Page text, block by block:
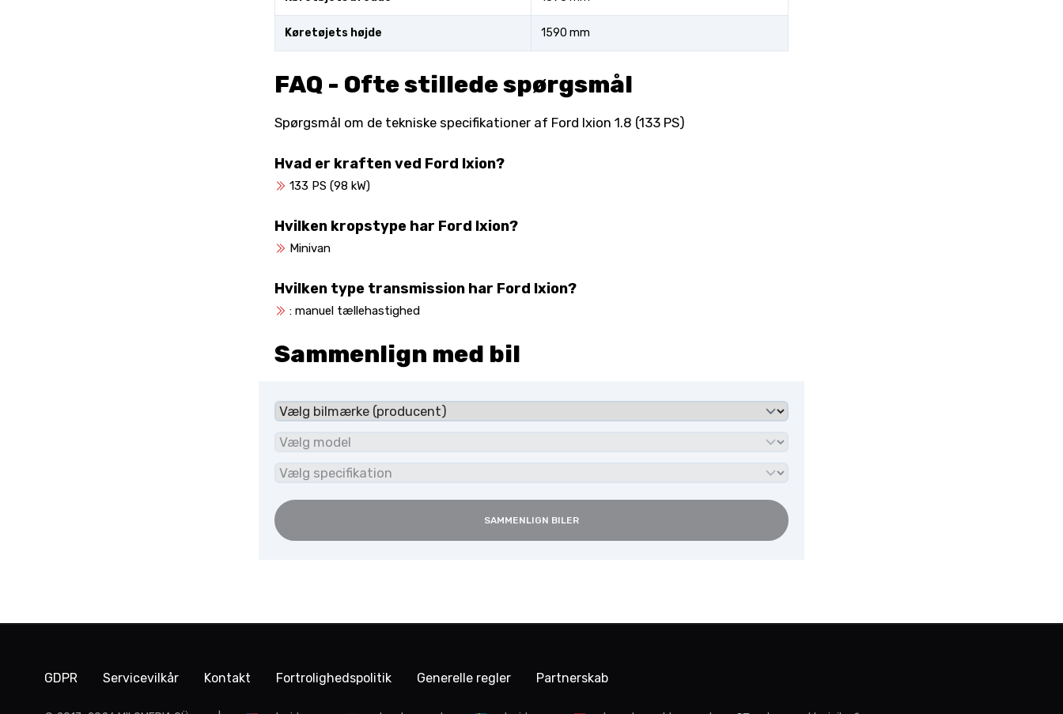
Køretøjets højde 1590 mm
FAQ - Ofte stillede spørgsmål
Spørgsmål om de tekniske specifikationer af Ford Ixion 1.8 (133 PS)
Hvad er kraften ved Ford Ixion?
133 PS (98 kW)
Hvilken kropstype har Ford Ixion?
Minivan
Hvilken type transmission har Ford Ixion?
: manuel tællehastighed
Sammenlign med bil
SAMMENLIGN BILER
GDPR Servicevilkår Kontakt Fortrolighedspolitik Generelle regler Partnerskab